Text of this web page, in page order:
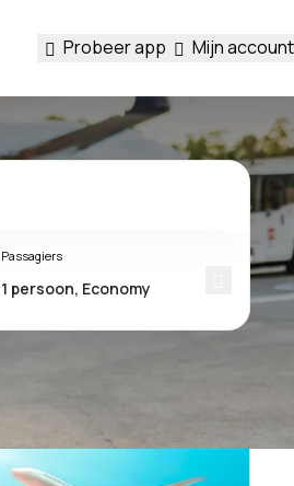
Probeer app Mijn account
Passagiers